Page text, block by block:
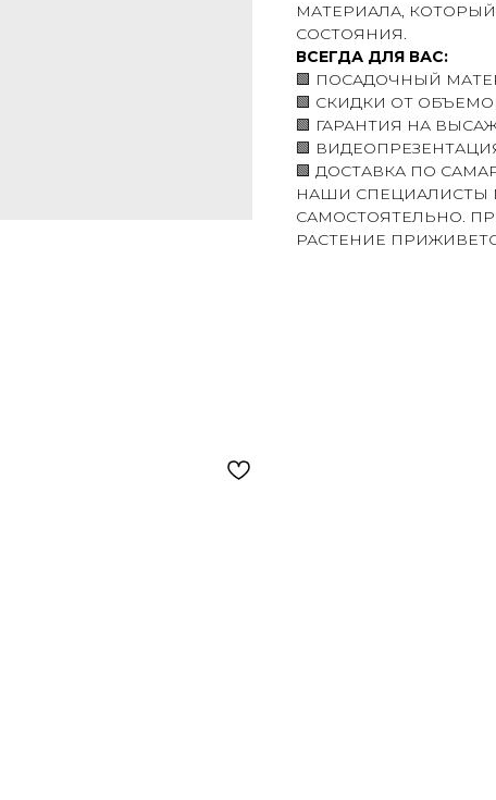
МАТЕРИАЛА,
СОСТОЯНИЯ.
ВСЕГДА ДЛЯ ВАС:
🟩 ПОСАДОЧНЫЙ
🟩 СКИДКИ ОТ
🟩 ГАРАНТИЯ НА
🟩
🟩 ДОСТАВКА ПО
НАШИ СПЕЦИАЛИСТЫ
САМОСТОЯТЕЛЬНО.
РАСТЕНИЕ